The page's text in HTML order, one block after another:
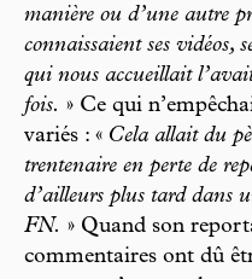
manière ou d’une autre
connaissaient ses vidéos,
qui nous accueillait
fois. » Ce qui
variés : « Cela allait du
trentenaire en perte de
d’ailleurs plus tard dans
FN. » Quand son
commentaires ont dû